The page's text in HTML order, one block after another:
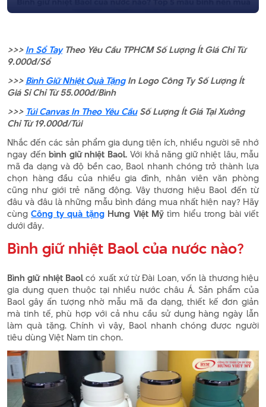
>>>In Sổ TayTheo Yêu Cầu TPHCM Số Lượng Ít Giá Chỉ Từ
9.000đ/Sổ
>>>Bình Giữ Nhiệt Quà TặngIn Logo Công Ty Số Lượng Ít
Giá Sỉ Chỉ Từ 55.000đ/Bình
>>> Túi Canvas In Theo Yêu CầuSố Lượng Ít Giá Tại Xưởng
Chỉ Từ 19.000đ/Túi
Nhắc đến các sản phẩm gia dụng tiện ích, nhiều người sẽ nhớ
ngay đến bình giữ nhiệt Baol. Với khả năng giữ nhiệt lâu, mẫu
mã đa dạng và độ bền cao, Baol nhanh chóng trở thành lựa
chọn hàng đầu của nhiều gia đình, nhân viên văn phòng
cũng như giới trẻ năng động. Vậy thương hiệu Baol đến từ
đâu và đâu là những mẫu bình đáng mua nhất hiện nay? Hãy
cùngCông ty quà tặngHưng Việt Mỹtìm hiểu trong bài viết
dưới đây.
Bình giữ nhiệt Baol của nước nào?
Bình giữ nhiệt Baolcó xuất xứ từ Đài Loan, vốn là thương hiệu
gia dụng quen thuộc tại nhiều nước châu Á. Sản phẩm của
Baol gây ấn tượng nhờ mẫu mã đa dạng, thiết kế đơn giản
mà tinh tế, phù hợp với cả nhu cầu sử dụng hàng ngày lẫn
làm quà tặng. Chính vì vậy, Baol nhanh chóng được người
tiêu dùng Việt Nam tin chọn.